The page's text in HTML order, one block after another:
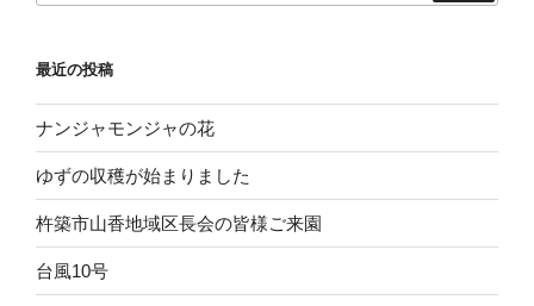
最近の投稿
ナンジャモンジャの花
ゆずの収穫が始まりました
杵築市山香地域区長会の皆様ご来園
台風10号